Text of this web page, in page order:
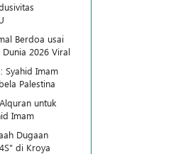
Berdoa usai
2026 Viral
Syahid Imam
Palestina
untuk
Imam
Dugaan
di Kroya